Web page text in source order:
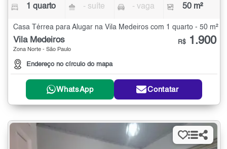
1 quarto - suíte - vaga 50 m²
Casa Térrea para Alugar na Vila Medeiros com 1 quarto - 50 m²
Vila Medeiros
Zona Norte - São Paulo
Endereço no círculo do mapa
R$ 1.900
WhatsApp Contatar